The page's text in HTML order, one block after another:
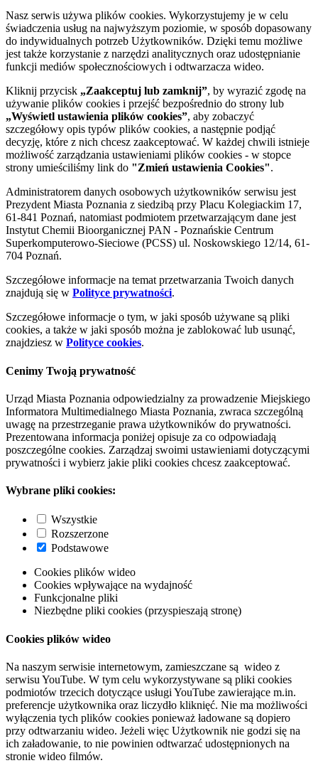
Nasz serwis używa plików cookies. Wykorzystujemy je w celu
świadczenia usług na najwyższym poziomie, w sposób dopasowany
do indywidualnych potrzeb Użytkowników. Dzięki temu możliwe
jest także korzystanie z narzędzi analitycznych oraz udostępnianie
funkcji mediów społecznościowych i odtwarzacza wideo.
Kliknij przycisk „Zaakceptuj lub zamknij”, by wyrazić zgodę na
używanie plików cookies i przejść bezpośrednio do strony lub
„Wyświetl ustawienia plików cookies”, aby zobaczyć
szczegółowy opis typów plików cookies, a następnie podjąć
decyzję, które z nich chcesz zaakceptować. W każdej chwili istnieje
możliwość zarządzania ustawieniami plików cookies - w stopce
strony umieściliśmy link do "Zmień ustawienia Cookies".
Administratorem danych osobowych użytkowników serwisu jest
Prezydent Miasta Poznania z siedzibą przy Placu Kolegiackim 17,
61-841 Poznań, natomiast podmiotem przetwarzającym dane jest
Instytut Chemii Bioorganicznej PAN - Poznańskie Centrum
Superkomputerowo-Sieciowe (PCSS) ul. Noskowskiego 12/14, 61-
704 Poznań.
Szczegółowe informacje na temat przetwarzania Twoich danych
znajdują się w Polityce prywatności.
Szczegółowe informacje o tym, w jaki sposób używane są pliki
cookies, a także w jaki sposób można je zablokować lub usunąć,
znajdziesz w Polityce cookies.
Cenimy Twoją prywatność
Urząd Miasta Poznania odpowiedzialny za prowadzenie Miejskiego
Informatora Multimedialnego Miasta Poznania, zwraca szczególną
uwagę na przestrzeganie prawa użytkowników do prywatności.
Prezentowana informacja poniżej opisuje za co odpowiadają
poszczególne cookies. Zarządzaj swoimi ustawieniami dotyczącymi
prywatności i wybierz jakie pliki cookies chcesz zaakceptować.
Wybrane pliki cookies:
Wszystkie
Rozszerzone
Podstawowe
Cookies plików wideo
Cookies wpływające na wydajność
Funkcjonalne pliki
Niezbędne pliki cookies (przyspieszają stronę)
Cookies plików wideo
Na naszym serwisie internetowym, zamieszczane są wideo z
serwisu YouTube. W tym celu wykorzystywane są pliki cookies
podmiotów trzecich dotyczące usługi YouTube zawierające m.in.
preferencje użytkownika oraz liczydło kliknięć. Nie ma możliwości
wyłączenia tych plików cookies ponieważ ładowane są dopiero
przy odtwarzaniu wideo. Jeżeli więc Użytkownik nie godzi się na
ich załadowanie, to nie powinien odtwarzać udostępnionych na
stronie wideo filmów.